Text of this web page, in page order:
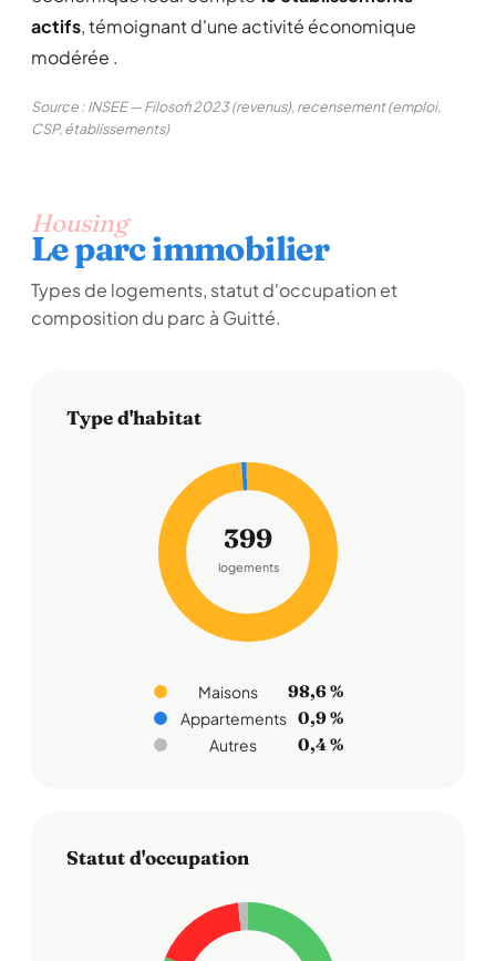
actifs, témoignant d'une activité économique
modérée .
Source : INSEE — Filosofi 2023 (revenus), recensement (emploi,
CSP, établissements)
Housing
Le parc immobilier
Types de logements, statut d'occupation et
composition du parc à Guitté.
Type d'habitat
399
logements
Maisons 98,6 %
Appartements 0,9 %
Autres 0,4 %
Statut d'occupation